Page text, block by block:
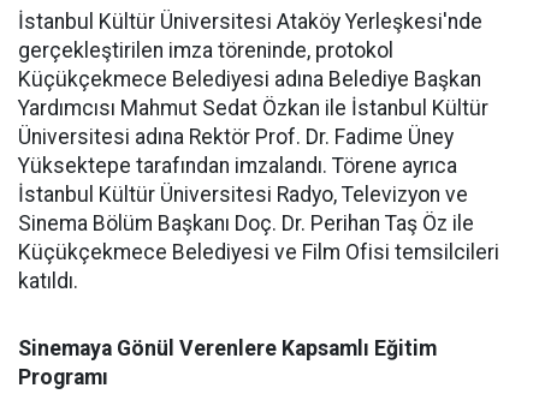
İstanbul Kültür Üniversitesi Ataköy Yerleşkesi'nde
gerçekleştirilen imza töreninde, protokol
Küçükçekmece Belediyesi adına Belediye Başkan
Yardımcısı Mahmut Sedat Özkan ile İstanbul Kültür
Üniversitesi adına Rektör Prof. Dr. Fadime Üney
Yüksektepe tarafından imzalandı. Törene ayrıca
İstanbul Kültür Üniversitesi Radyo, Televizyon ve
Sinema Bölüm Başkanı Doç. Dr. Perihan Taş Öz ile
Küçükçekmece Belediyesi ve Film Ofisi temsilcileri
katıldı.
Sinemaya Gönül Verenlere Kapsamlı Eğitim
Programı